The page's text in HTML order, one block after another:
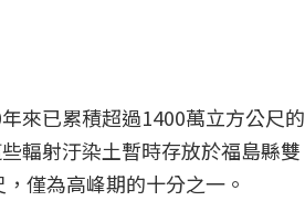
來已累積超過1400萬立方公尺的
輻射汙染土暫時存放於福島縣雙
僅為高峰期的十分之一。